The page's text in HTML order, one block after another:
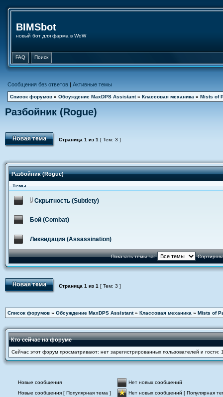
BIMSbot
новый бот для фарма в WoW
FAQ Поиск
Сообщения без ответов | Активные темы
Список форумов » Обсуждение MaxDPS Assistant» Классовая механика » Mists of
Разбойник (Rogue)
Страница 1 из 1 [ Тем: 3 ]
Разбойник (Rogue)
Темы
Скрытность (Subtlety)
Бой (Combat)
Ликвидация (Assassination)
Показать темы за:
Страница 1 из 1 [ Тем: 3 ]
Список форумов » Обсуждение MaxDPS Assistant» Классовая механика » Mists of
Кто сейчас на форуме
Сейчас этот форум просматривают: нет зарегистрированных пользователей и гости:
Новые сообщения
Нет новых сообщений
Новые сообщения [ Популярная тема ]
Нет новых сообщений [ Популярная